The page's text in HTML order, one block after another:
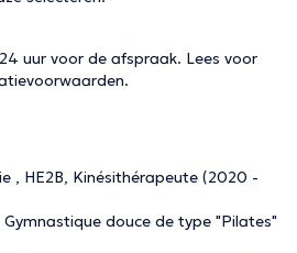
uur voor de afspraak. Lees voor
.
, HE2B, Kinésithérapeute (2020 -
douce de type "Pilates"